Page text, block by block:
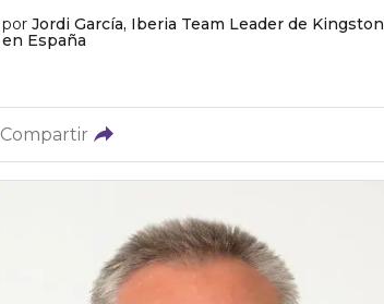
por Jordi García, Iberia Team Leader de Kingston
en España
Compartir